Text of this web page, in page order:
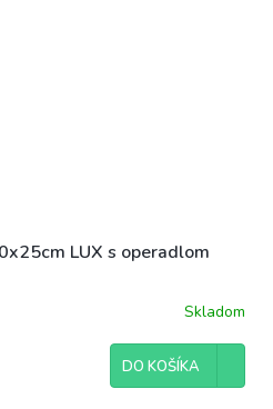
LUX s operadlom
Skladom
DO KOŠÍKA